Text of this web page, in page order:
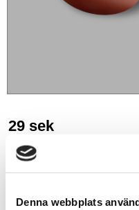
Denna webbplats
29 sek